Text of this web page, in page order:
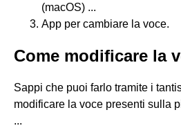
(macOS) ...
App per cambiare la voce.
Come modificare la
Sappi che puoi farlo tramite i
modificare la voce presenti sulla
...